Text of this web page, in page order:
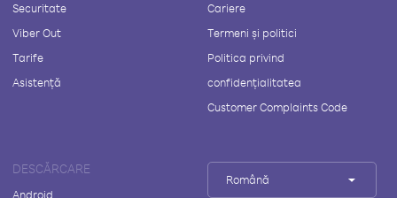
Securitate
Viber Out
Tarife
Asistență
Cariere
Termeni și politici
Politica privind
confidențialitatea
Customer Complaints Code
DESCĂRCARE
Android
Română